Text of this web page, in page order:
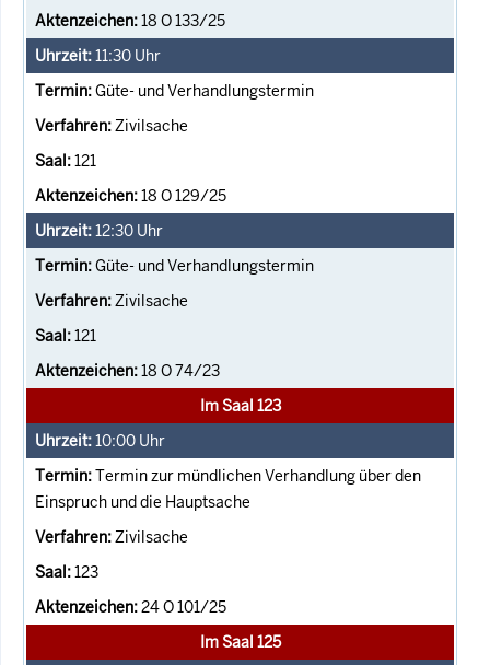
18 O 133/25
11:30 Uhr
Güte- und Verhandlungstermin
Zivilsache
121
18 O 129/25
12:30 Uhr
Güte- und Verhandlungstermin
Zivilsache
121
18 O 74/23
Im Saal 123
10:00 Uhr
Termin zur mündlichen Verhandlung über den
Einspruch und die Hauptsache
Zivilsache
123
24 O 101/25
Im Saal 125